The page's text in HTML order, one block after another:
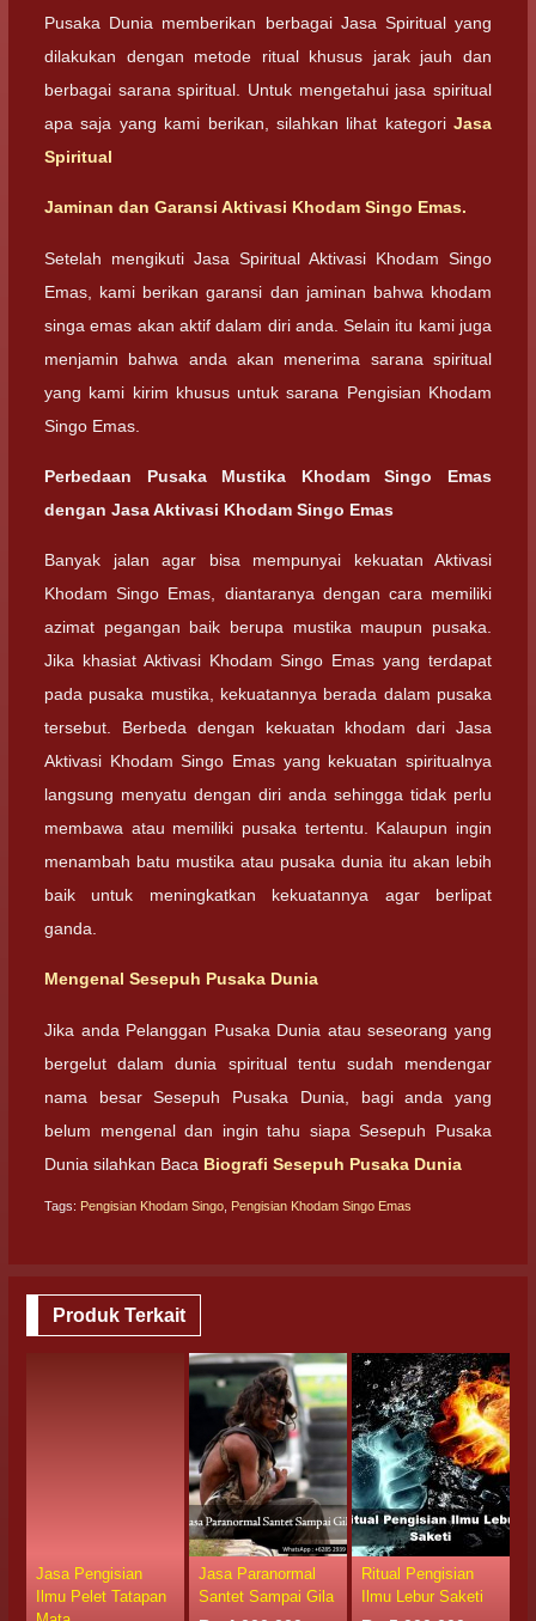
Pusaka Dunia memberikan berbagai Jasa Spiritual yang
dilakukan dengan metode ritual khusus jarak jauh dan
berbagai sarana spiritual. Untuk mengetahui jasa spiritual
apa saja yang kami berikan, silahkan lihat kategori Jasa
Spiritual
Jaminan dan Garansi Aktivasi Khodam Singo Emas.
Setelah mengikuti Jasa Spiritual Aktivasi Khodam Singo
Emas, kami berikan garansi dan jaminan bahwa khodam
singa emas akan aktif dalam diri anda. Selain itu kami juga
menjamin bahwa anda akan menerima sarana spiritual
yang kami kirim khusus untuk sarana Pengisian Khodam
Singo Emas.
Perbedaan Pusaka Mustika Khodam Singo Emas
dengan Jasa Aktivasi Khodam Singo Emas
Banyak jalan agar bisa mempunyai kekuatan Aktivasi
Khodam Singo Emas, diantaranya dengan cara memiliki
azimat pegangan baik berupa mustika maupun pusaka.
Jika khasiat Aktivasi Khodam Singo Emas yang terdapat
pada pusaka mustika, kekuatannya berada dalam pusaka
tersebut. Berbeda dengan kekuatan khodam dari Jasa
Aktivasi Khodam Singo Emas yang kekuatan spiritualnya
langsung menyatu dengan diri anda sehingga tidak perlu
membawa atau memiliki pusaka tertentu. Kalaupun ingin
menambah batu mustika atau pusaka dunia itu akan lebih
baik untuk meningkatkan kekuatannya agar berlipat
ganda.
Mengenal Sesepuh Pusaka Dunia
Jika anda Pelanggan Pusaka Dunia atau seseorang yang
bergelut dalam dunia spiritual tentu sudah mendengar
nama besar Sesepuh Pusaka Dunia, bagi anda yang
belum mengenal dan ingin tahu siapa Sesepuh Pusaka
Dunia silahkan Baca Biografi Sesepuh Pusaka Dunia
Tags: Pengisian Khodam Singo Pengisian Khodam Singo Emas
Produk Terkait
Jasa Pengisian
Ilmu Pelet Tatapan
Jasa Paranormal
Santet Sampai Gila
Ritual Pengisian
Ilmu Lebur Saketi